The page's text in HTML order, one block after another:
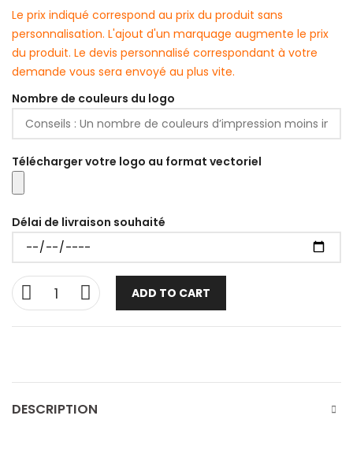
Le prix indiqué correspond au prix du produit sans
personnalisation. L'ajout d'un marquage augmente le prix
du produit. Le devis personnalisé correspondant à votre
demande vous sera envoyé au plus vite.
Nombre de couleurs du logo
Télécharger votre logo au format vectoriel
Délai de livraison souhaité
ADD TO CART
DESCRIPTION